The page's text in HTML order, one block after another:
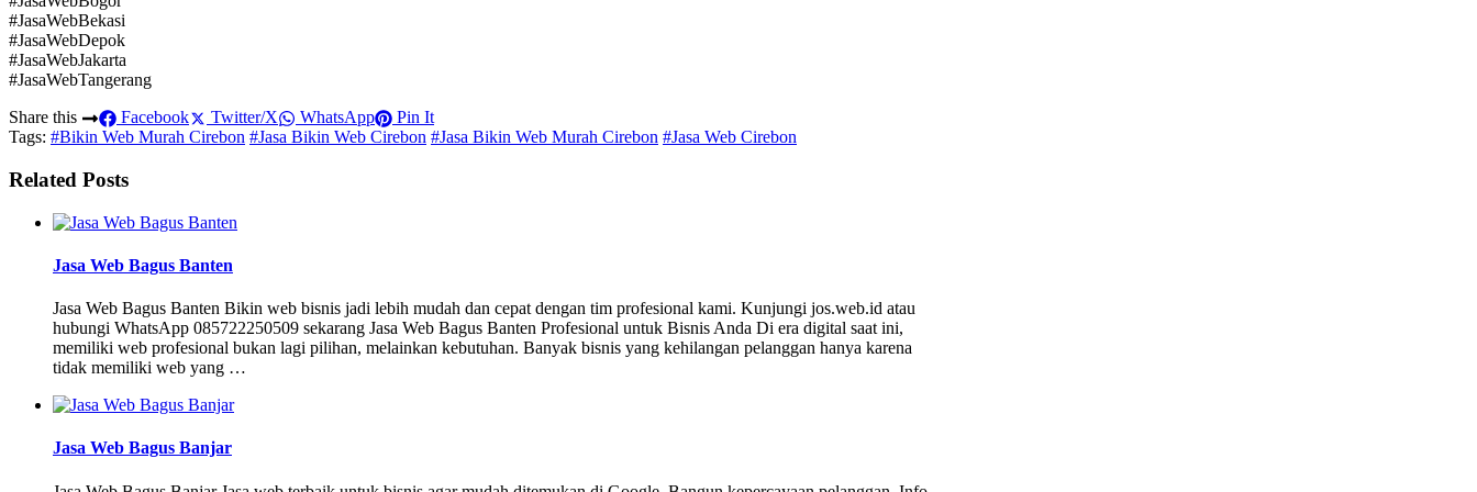
#JasaWebBekasi
#JasaWebDepok
#JasaWebJakarta
#JasaWebTangerang
Share this
Facebook Twitter/X WhatsApp
Pin It
Tags: #Bikin Web Murah Cirebon #Jasa Bikin Web Cirebon #Jasa Bikin Web Murah Cirebon #Jasa Web Cirebon
Related Posts
Jasa Web Bagus Banten
Jasa Web Bagus Banten Bikin web bisnis jadi lebih mudah dan cepat dengan tim profesional kami. Kunjungi jos.web.id atau
hubungi WhatsApp 085722250509 sekarang Jasa Web Bagus Banten Profesional untuk Bisnis Anda Di era digital saat ini,
memiliki web profesional bukan lagi pilihan, melainkan kebutuhan. Banyak bisnis yang kehilangan pelanggan hanya karena
tidak memiliki web yang …
Jasa Web Bagus Banjar